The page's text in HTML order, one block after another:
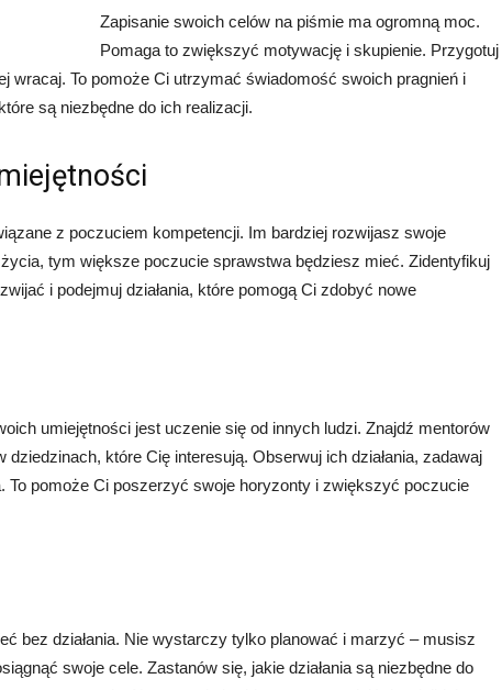
Zapisanie swoich celów na piśmie ma ogromną moc.
Pomaga to zwiększyć motywację i skupienie. Przygotuj
wracaj. To pomoże Ci utrzymać świadomość swoich pragnień i
są niezbędne do ich realizacji.
z poczuciem kompetencji. Im bardziej rozwijasz swoje
tym większe poczucie sprawstwa będziesz mieć. Zidentyfikuj
i podejmuj działania, które pomogą Ci zdobyć nowe
umiejętności jest uczenie się od innych ludzi. Znajdź mentorów
dziedzinach, które Cię interesują. Obserwuj ich działania, zadawaj
To pomoże Ci poszerzyć swoje horyzonty i zwiększyć poczucie
bez działania. Nie wystarczy tylko planować i marzyć – musisz
swoje cele. Zastanów się, jakie działania są niezbędne do